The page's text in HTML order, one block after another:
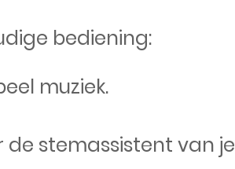
bediening:
muziek.
de stemassistent van je